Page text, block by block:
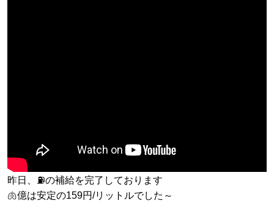
昨日、⛽️の補給を完了しております
🫁億は安定の159円/リットルでした～